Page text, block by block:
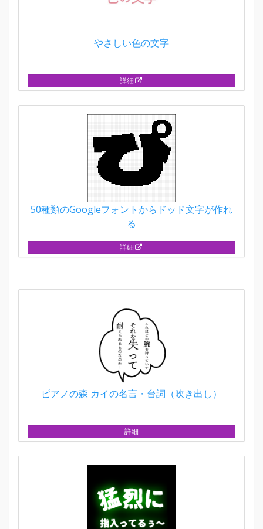
やさしい色の文字
詳細
50種類のGoogleフォントからドッド文字が作れ
る
詳細
ピアノの森 カイの名言・台詞（吹き出し）
詳細